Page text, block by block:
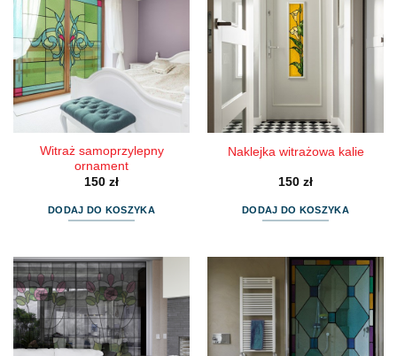
Witraż samoprzylepny
ornament
150 zł
DODAJ DO KOSZYKA
Naklejka witrażowa kalie
150 zł
DODAJ DO KOSZYKA